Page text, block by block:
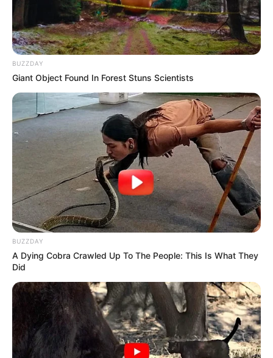
BUZZDAY
Giant Object Found In Forest Stuns Scientists
BUZZDAY
A Dying Cobra Crawled Up To The People: This Is What They
Did